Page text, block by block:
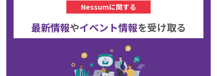
Nessumに関する
最新情報やイベント情報を受け取る